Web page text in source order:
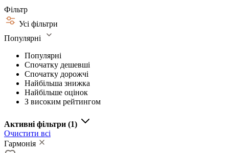
Фільтр
Усі фільтри
Популярні
Популярні
Спочатку дешевші
Спочатку дорожчі
Найбільша знижка
Найбільше оцінок
З високим рейтингом
Активні фільтри (1)
Очистити всі
Гармонія